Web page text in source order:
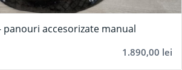
panouri accesorizate manual
1.890,00 lei